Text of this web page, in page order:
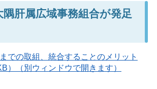
肝属広域事務組合が発足
での取組、統合することのメリット
）（別ウィンドウで開きます）